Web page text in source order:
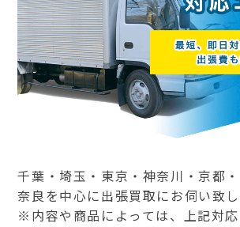
千葉・埼玉・東京・神奈川・京都
奈良を中心に出張買取にお伺い致し
※内容や商品によっては、上記対